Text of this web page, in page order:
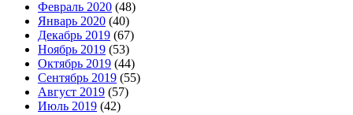
Февраль 2020 (48)
Январь 2020 (40)
Декабрь 2019 (67)
Ноябрь 2019 (53)
Октябрь 2019 (44)
Сентябрь 2019 (55)
Август 2019 (57)
Июль 2019 (42)